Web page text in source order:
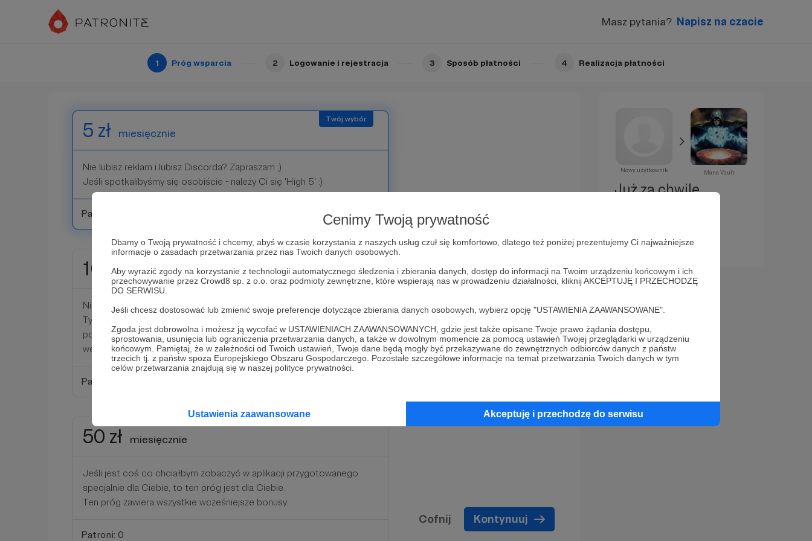
Cenimy Twoją prywatność
Dbamy o Twoją prywatność i chcemy, abyś w czasie korzystania z naszych usług czuł się komfortowo, dlatego też poniżej prezentujemy Ci najważniejsze
informacje o zasadach przetwarzania przez nas Twoich danych osobowych.
Aby wyrazić zgody na korzystanie z technologii automatycznego śledzenia i zbierania danych, dostęp do informacji na Twoim urządzeniu końcowym i ich
przechowywanie przez Crowd8 sp. z o.o. oraz podmioty zewnętrzne, które wspierają nas w prowadzeniu działalności, kliknij AKCEPTUJĘ I PRZECHODZĘ
DO SERWISU.
Jeśli chcesz dostosować lub zmienić swoje preferencje dotyczące zbierania danych osobowych, wybierz opcję "USTAWIENIA ZAAWANSOWANE".
Zgoda jest dobrowolna i możesz ją wycofać w USTAWIENIACH ZAAWANSOWANYCH, gdzie jest także opisane Twoje prawo żądania dostępu,
sprostowania, usunięcia lub ograniczenia przetwarzania danych, a także w dowolnym momencie za pomocą ustawień Twojej przeglądarki w urządzeniu
końcowym. Pamiętaj, że w zależności od Twoich ustawień, Twoje dane będą mogły być przekazywane do zewnętrznych odbiorców danych z państw
trzecich tj. z państw spoza Europejskiego Obszaru Gospodarczego. Pozostałe szczegółowe informacje na temat przetwarzania Twoich danych w tym
celów przetwarzania znajdują się w naszej polityce prywatności.
Ustawienia zaawansowane Akceptuję i przechodzę do serwisu
Masz pytania? Napisz na czacie
1 Próg wsparcia 2 Logowanie i rejestracja 3 Sposób płatności 4 Realizacja płatności
5 zł miesięcznie
Nie lubisz reklam i lubisz Discorda? Zapraszam ;)
Jeśli spotkalibyśmy się osobiście - należy Ci się 'High 5' :)
Patroni: 0
10 zł miesięcznie
Nie lubisz reklam, lubisz Discorda i chciałbyć coś więcej?
Tym bardziej dziękuje za Twoje wsparcie, a w ramach dodatkowego
podziękowania otrzymasz dostęp do rozwijanej i jeszcze niepublicznej
wersji Premium aplikacji www.
Patroni: 0
50 zł miesięcznie
Jeśli jest coś co chciałbym zobaczyć w aplikacji przygotowanego
specjalnie dla Ciebie, to ten próg jest dla Ciebie.
Ten próg zawiera wszystkie wcześniejsze bonusy.
Patroni: 0
Cofnij Kontynuuj
Nowy użytkownik Mana Vault
Już za chwilę